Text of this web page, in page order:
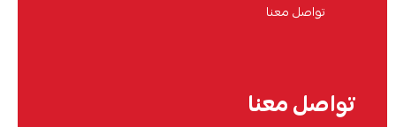
تواصل معنا
تواصل معنا